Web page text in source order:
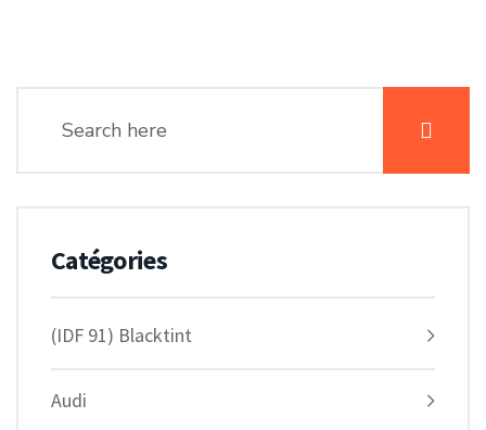
Catégories
(IDF 91) Blacktint
Audi